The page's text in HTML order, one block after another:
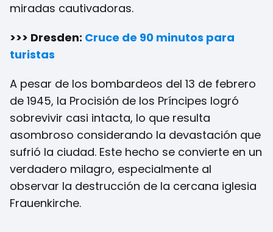
miradas cautivadoras.
>>> Dresden: Cruce de 90 minutos para
turistas
A pesar de los bombardeos del 13 de febrero
de 1945, la Procisión de los Príncipes logró
sobrevivir casi intacta, lo que resulta
asombroso considerando la devastación que
sufrió la ciudad. Este hecho se convierte en un
verdadero milagro, especialmente al
observar la destrucción de la cercana iglesia
Frauenkirche.